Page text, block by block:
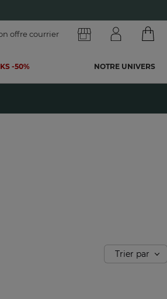
offre courrier
-50% NOTRE UNIVERS
Trier par